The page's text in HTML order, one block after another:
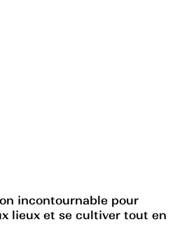
incontournable pour
lieux et se cultiver tout en